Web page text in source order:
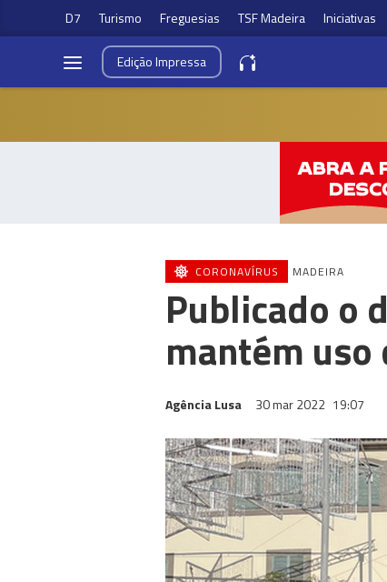
D7 Turismo Freguesias TSF Madeira Iniciativas
EdiçãoImpressa
CORONAVÍRUS MADEIRA
Publicado o
mantém
Agência Lusa 30 mar 2022 19:07